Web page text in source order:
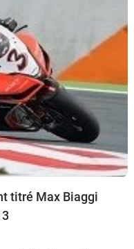
titré Max Biaggi